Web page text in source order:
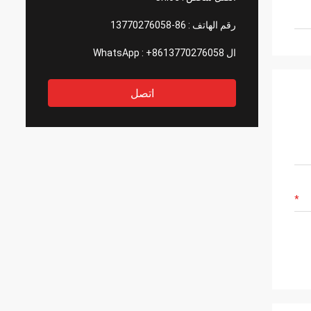
رقم الهاتف : 86-13770276058
ال WhatsApp : +8613770276058
اتصل